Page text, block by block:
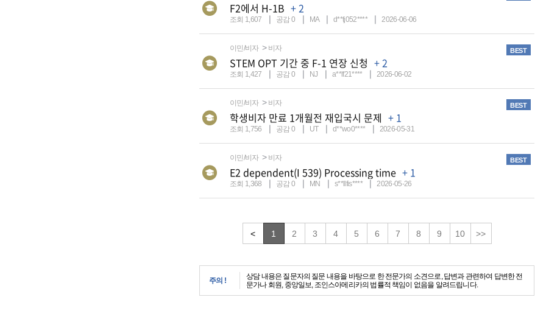
F2에서 H-1B + 2
조회 1,607 공감0 MA d**tj052**** 2026-06-06
이민/비자 비자 BEST
STEM OPT 기간 중 F-1 연장 신청 + 2
조회 1,427 공감0 NJ a**lf21**** 2026-06-02
이민/비자 비자 BEST
학생비자 만료 1개월전 재입국시 문제 + 1
조회 1,756 공감0 UT d**wo0**** 2026-05-31
이민/비자 비자 BEST
E2 dependent(I 539) Processing time + 1
조회 1,368 공감0 MN s**llfis**** 2026-05-26
< 1 2 3 4 5 6 7 8 9 10 >>
주의 !
상담 내용은 질문자의 질문 내용을 바탕으로 한 전문가의 소견으로, 답변과 관련하여 답변한 전
문가나 회원, 중앙일보, 조인스아메리카의 법률적 책임이 없음을 알려드립니다.